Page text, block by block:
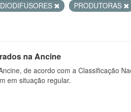
PRODUTORAS
na Ancine
de acordo com a Classificação
em situação regular.